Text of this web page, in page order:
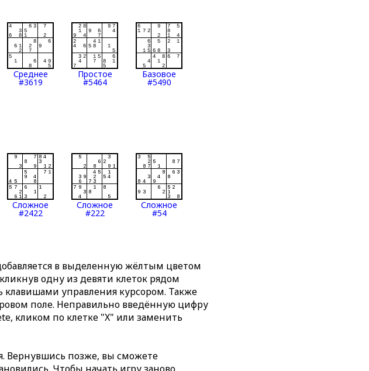
Среднее
#3619
Простое
#5464
Базовое
#5490
Сложное
#2422
Сложное
#222
Сложное
#54
в выделенную жёлтым цветом
одну из девяти клеток рядом
управления курсором. Также
поле. Неправильно введённую цифру
кликом по клетке "X" или заменить
Вернувшись позже, вы сможете